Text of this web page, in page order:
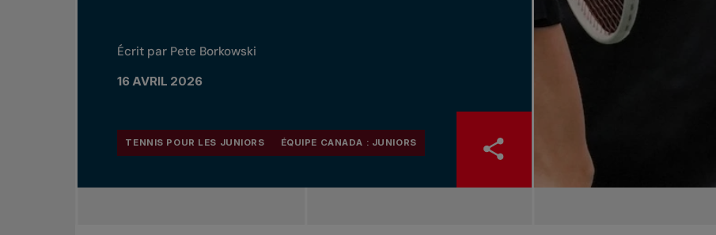
Écrit par Pete Borkowski
16 AVRIL 2026
TENNIS POUR LES JUNIORS ÉQUIPE CANADA : JUNIORS